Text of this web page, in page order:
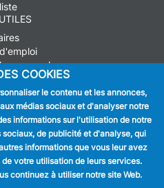
communal
NOUS
COOKIES
le contenu et les annonces,
médias sociaux et d'analyser notre
informations sur l'utilisation de notre
de publicité et d'analyse, qui
informations que vous leur avez
votre utilisation de leurs services.
continuez à utiliser notre site Web.